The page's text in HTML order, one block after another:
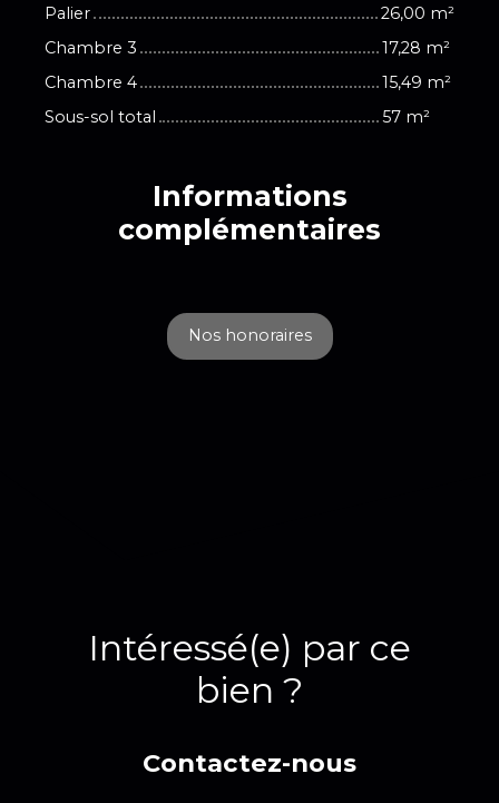
Palier
26,00 m²
Chambre 3
17,28 m²
Chambre 4
15,49 m²
Sous-sol total
57 m²
Informations
complémentaires
Nos honoraires
Intéressé(e) par ce
bien ?
Contactez-nous